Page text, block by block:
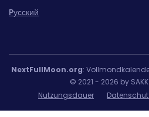
Pусский
NextFullMoon.org:
© 2021 - 2026 by
Nutzungsdauer